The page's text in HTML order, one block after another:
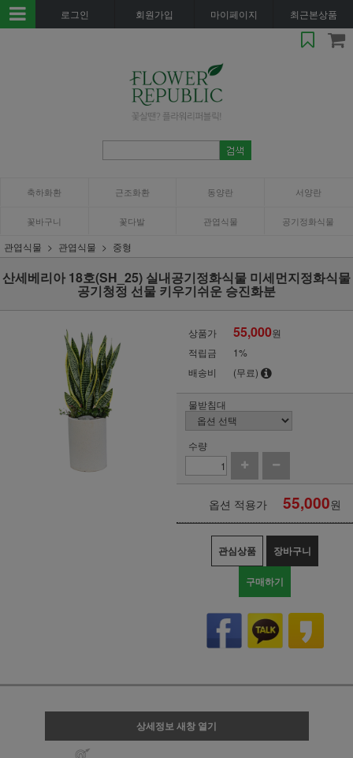
로그인 회원가입 마이페이지 최근본상품
축하화환 근조화환 동양란 서양란
꽃바구니 꽃다발 관엽식물 공기정화식물
관엽식물 관엽식물 중형
산세베리아 18호(SH_25) 실내공기정화식물 미세먼지정화식물
공기청정 선물 키우기쉬운 승진화분
상품가 55,000원
적립금
1%
배송비
(무료)
물받침대
수량
옵션 적용가 55,000원
관심상품 장바구니
구매하기
상세정보 새창 열기